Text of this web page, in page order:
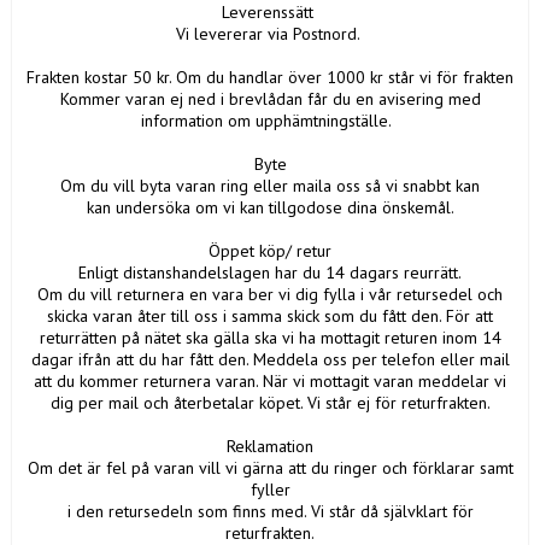
Leverenssätt
Vi levererar via Postnord.
Frakten kostar 50 kr. Om du handlar över 1000 kr står vi för frakten
Kommer varan ej ned i brevlådan får du en avisering med
information om upphämtningställe.
Byte
Om du vill byta varan ring eller maila oss så vi snabbt kan
kan undersöka om vi kan tillgodose dina önskemål.
Öppet köp/ retur
Enligt distanshandelslagen har du 14 dagars reurrätt.
Om du vill returnera en vara ber vi dig fylla i vår retursedel och
skicka varan åter till oss i samma skick som du fått den. För att
returrätten på nätet ska gälla ska vi ha mottagit returen inom 14
dagar ifrån att du har fått den. Meddela oss per telefon eller mail
att du kommer returnera varan. När vi mottagit varan meddelar vi
dig per mail och återbetalar köpet. Vi står ej för returfrakten.
Reklamation
Om det är fel på varan vill vi gärna att du ringer och förklarar samt
fyller
i den retursedeln som finns med. Vi står då självklart för
returfrakten.